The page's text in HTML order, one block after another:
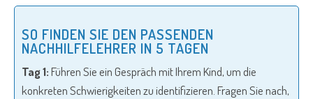
SO FINDEN SIE DEN PASSENDEN
NACHHILFELEHRER IN 5 TAGEN
Tag 1:Führen Sie ein Gespräch mit Ihrem Kind, um die
konkreten Schwierigkeiten zu identifizieren. Fragen Sie nach,